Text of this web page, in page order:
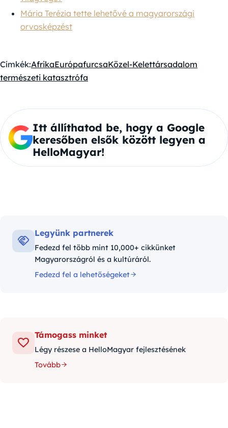
Mária Terézia tette lehetővé a magyarországi
orvosképzést
Címkék:AfrikaEurópafurcsaKözel-Kelettársadalom
természeti katasztrófa
Itt állíthatod be, hogy a Google
keresőben elsők között legyen a
HelloMagyar!
Legyünk partnerek
Fedezd fel több mint 10,000+ cikkünket
Magyarországról és a kultúráról.
Fedezd fel a lehetőségeket
Támogass minket
Légy részese a HelloMagyar fejlesztésének
Tovább